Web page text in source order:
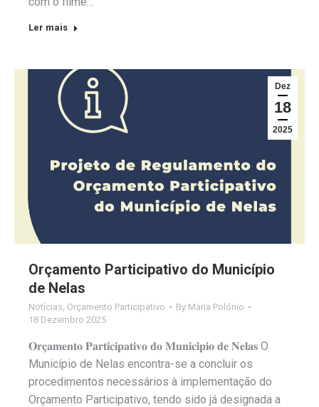
Ler mais
Dez
18
2025
Orçamento Participativo do Município
de Nelas
Notícias Orçamento Participativo By Maria Polónio
18 Dezembro 2025
𝐎𝐫𝐜̧𝐚𝐦𝐞𝐧𝐭𝐨 𝐏𝐚𝐫𝐭𝐢𝐜𝐢𝐩𝐚𝐭𝐢𝐯𝐨 𝐝𝐨 𝐌𝐮𝐧𝐢𝐜𝐢́𝐩𝐢𝐨 𝐝𝐞 𝐍𝐞𝐥𝐚𝐬 O
Município de Nelas encontra-se a concluir os
procedimentos necessários à implementação do
Orçamento Participativo, tendo sido já designada a